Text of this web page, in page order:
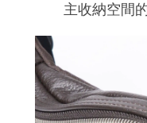
主收納空間